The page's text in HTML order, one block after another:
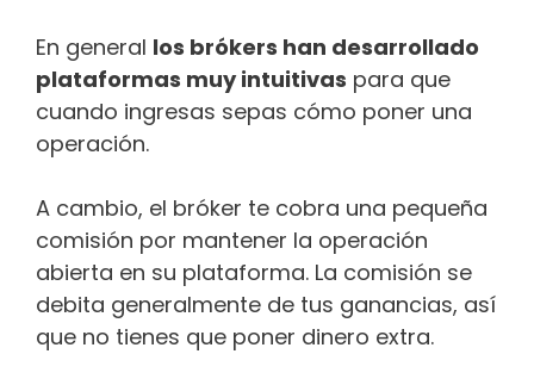
En general los brókers han desarrollado
plataformas muy intuitivas para que
cuando ingresas sepas cómo poner una
operación.
A cambio, el bróker te cobra una pequeña
comisión por mantener la operación
abierta en su plataforma. La comisión se
debita generalmente de tus ganancias, así
que no tienes que poner dinero extra.